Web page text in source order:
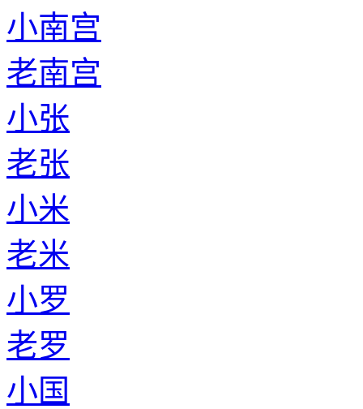
小南宫
老南宫
小张
老张
小米
老米
小罗
老罗
小国